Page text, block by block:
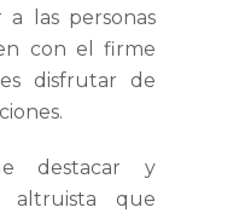
a las personas
con el firme
disfrutar de
destacar y
altruista que